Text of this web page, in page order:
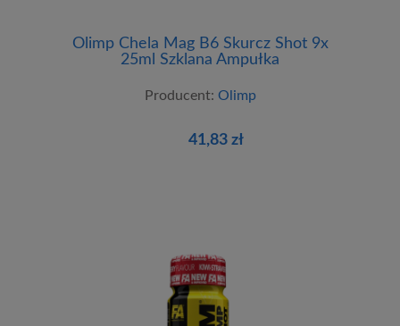
Olimp Chela Mag B6 Skurcz Shot 9x
25ml Szklana Ampułka
Producent: Olimp
41,83 zł